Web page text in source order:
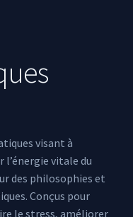
visant à
vitale du
des philosophies et
Conçus pour
le stress, améliorer